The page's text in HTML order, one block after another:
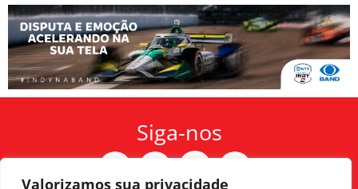
Valorizamos sua privacidade
Siga-nos